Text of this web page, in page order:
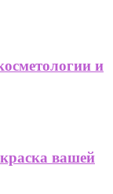
и
вашей